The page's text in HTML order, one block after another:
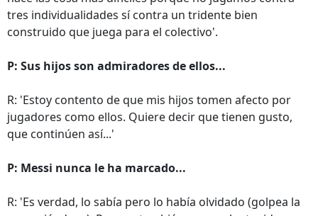
tres individualidades sí contra un tridente bien
construido que juega para el colectivo'.
P: Sus hijos son admiradores de ellos...
R: 'Estoy contento de que mis hijos tomen afecto por
jugadores como ellos. Quiere decir que tienen gusto,
que continúen así...'
P: Messi nunca le ha marcado...
R: 'Es verdad, lo sabía pero lo había olvidado (golpea la